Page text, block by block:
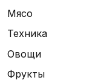
Мясо
Техника
Овощи
Фрукты